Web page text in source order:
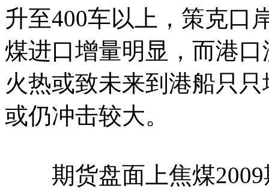
升至400车以上，策克口
煤进口增量明显，而港
火热或致未来到港船只
或仍冲击较大。
期货盘面上焦煤2009